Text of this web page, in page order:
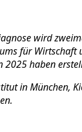
wird
für Wirtschaft
2025 haben
in München,